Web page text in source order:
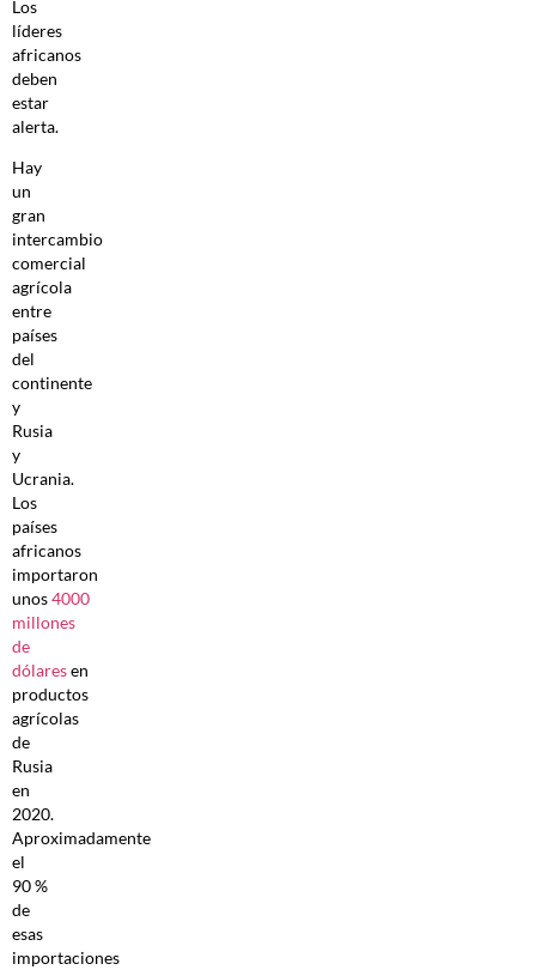
Los
líderes
africanos
deben
estar
alerta.
Hay
un
gran
intercambio
comercial
agrícola
entre
países
del
continente
y
Rusia
y
Ucrania.
Los
países
africanos
importaron
unos4000
millones
de
dólaresen
productos
agrícolas
de
Rusia
en
2020.
Aproximadamente
el
90 %
de
esas
importaciones